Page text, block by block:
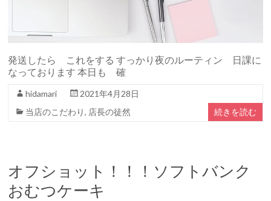
発送したら これをする すっかり夜のルーティン 日課に
なっております 本日も 確
hidamari
2021年4月28日
当店のこだわり, 店長の徒然 続きを読む
オフショット！！！ソフトバンク
おむつケーキ